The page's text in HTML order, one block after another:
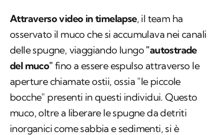
Attraverso video in timelapse, il team ha
osservato il muco che si accumulava nei canali
delle spugne, viaggiando lungo "autostrade
del muco" fino a essere espulso attraverso le
aperture chiamate ostii, ossia "le piccole
bocche" presenti in questi individui. Questo
muco, oltre a liberare le spugne da detriti
inorganici come sabbia e sedimenti, si è